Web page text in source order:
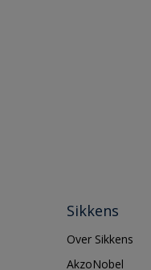
Sikkens
Over Sikkens
AkzoNobel